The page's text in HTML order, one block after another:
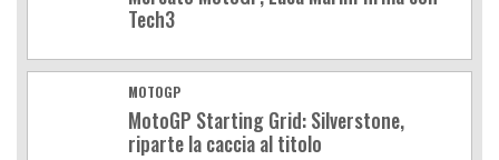
Tech3
MOTOGP
MotoGP Starting Grid: Silverstone,
riparte la caccia al titolo